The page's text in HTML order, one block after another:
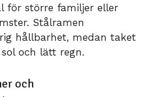
för större familjer eller
Stålramen
hållbarhet, medan taket
och lätt regn.
och